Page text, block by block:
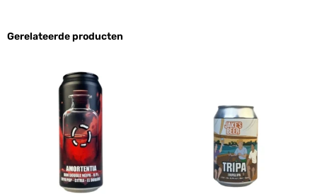
Gerelateerde producten